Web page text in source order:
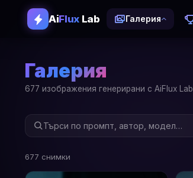
AiFluxLab Галерия
Галерия
677 изображения генерирани с AiFlux Lab
677 снимки